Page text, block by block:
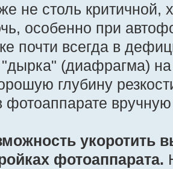
не столь
особенно при
почти всегда в
(диафрагма)
глубину
фотоаппарате
укоротить
фотоаппарата.